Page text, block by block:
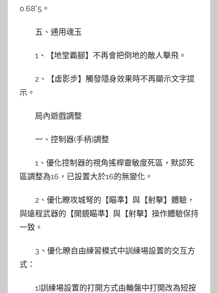
0.68*5。
五、通用魂玉
1、【地堂霸腳】不再會把倒地的敵人擊飛。
2、【虛影步】觸發隱身效果時不再顯示文字提
示。
局內遊戲調整
一、控制器(手柄)調整
1、優化控制器的視角搖桿靈敏度死區，默認死
區調整為16，已設置大於16的無變化。
2、優化瞭攻城弩的【瞄準】與【射擊】體驗，
與遠程武器的【開鏡瞄準】與【射擊】操作體驗保持
一致。
3、優化瞭自由練習模式中訓練場設置的交互方
式：
1)訓練場設置的打開方式由輪盤中打開改為短按